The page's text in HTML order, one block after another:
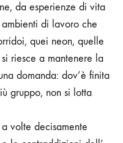
da esperienze di vita
di lavoro che
quei neon, quelle
riesce a mantenere la
domanda: dov’è finita
gruppo, non si lotta
volte decisamente